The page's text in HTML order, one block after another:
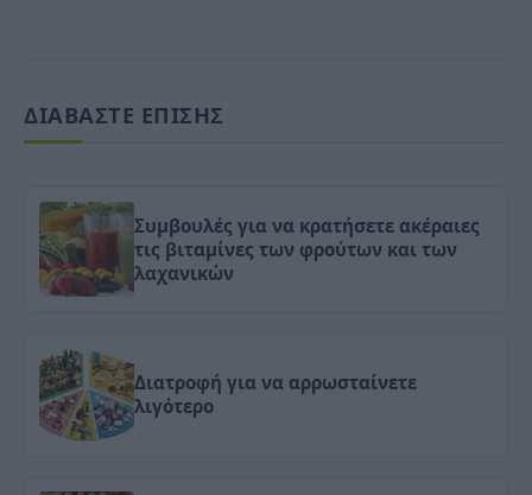
ΔΙΑΒΑΣΤΕ ΕΠΙΣΗΣ
Συμβουλές για να κρατήσετε ακέραιες
τις βιταμίνες των φρούτων και των
λαχανικών
Διατροφή για να αρρωσταίνετε
λιγότερο